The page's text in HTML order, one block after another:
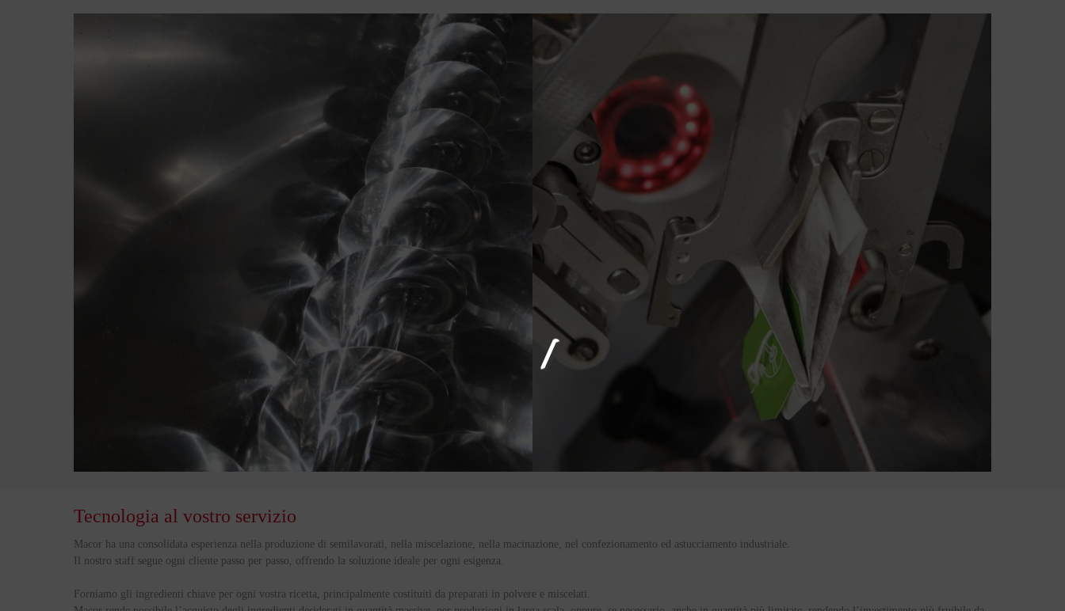
Tecnologia al vostro servizio
Macor ha una consolidata esperienza nella produzione di semilavorati, nella miscelazione, nella macinazione, nel confezionamento ed astucciamento industriale.
Il nostro staff segue ogni cliente passo per passo, offrendo la soluzione ideale per ogni esigenza.
Forniamo gli ingredienti chiave per ogni vostra ricetta, principalmente costituiti da preparati in polvere e miscelati.